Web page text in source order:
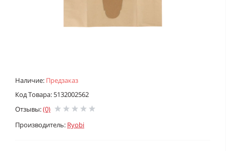
Наличие: Предзаказ
Код Товара: 5132002562
Отзывы:(0)
Производитель: Ryobi